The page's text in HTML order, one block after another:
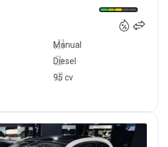
Manual
95 cv
Diesel